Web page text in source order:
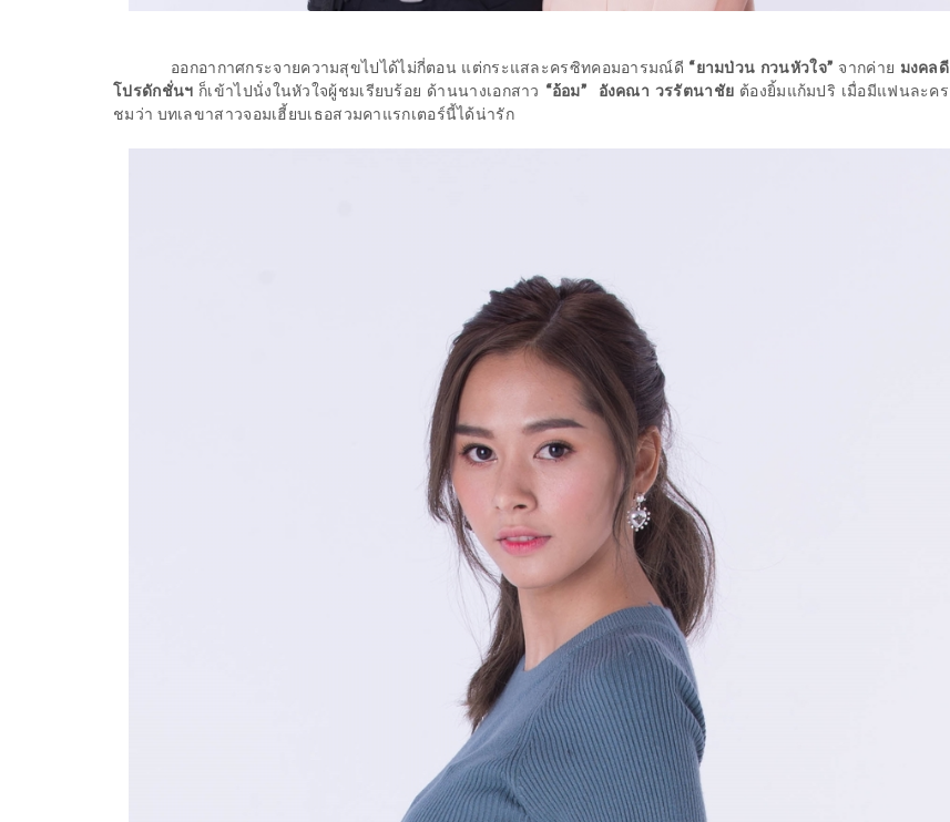
ออกอากาศกระจายความสุขไปได้ไม่กี่ตอน แต่กระแสละครซิทคอมอารมณ์ดี “ยามป่วน กวนหัวใจ” จากค่าย มงคลดี
โปรดักชั่นฯ ก็เข้าไปนั่งในหัวใจผู้ชมเรียบร้อย ด้านนางเอกสาว “อ้อม” อังคณา วรรัตนาชัย ต้องยิ้มแก้มปริ เมื่อมีแฟนละคร
ชมว่า บทเลขาสาวจอมเฮี้ยบเธอสวมคาแรกเตอร์นี้ได้น่ารัก